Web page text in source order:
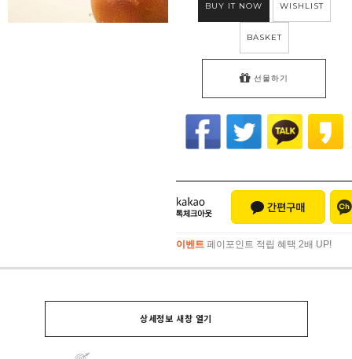
BUY IT NOW WISHLIST
BASKET
선물하기
이벤트 페이포인트 적립 혜택 2배 UP!
이벤트페이포인트 적립 혜택 2배 UP!
상세정보 새창 열기